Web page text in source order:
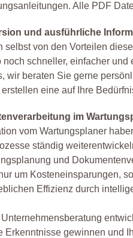
Alle PDF
und ausführliche
selbst von den Vorteilen
schneller, einfacher und
wir beraten Sie gerne
eine auf Ihre
im
vom Wartungsplaner
ständig
und
um Kosteneinsparungen,
Effizienz durch
Erkenntnisse gewinnen und